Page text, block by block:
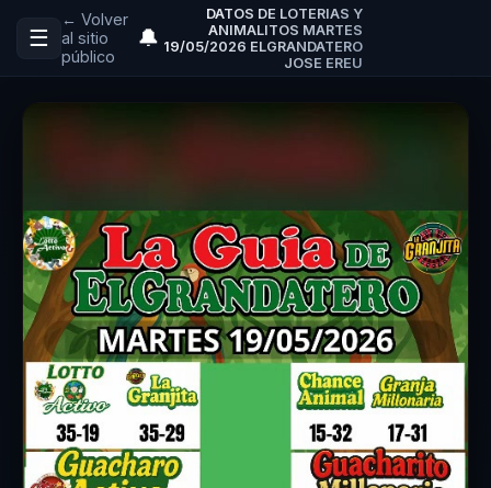
☰
← Volver
al sitio
público
🔔
DATOS DE LOTERIAS Y
ANIMALITOS MARTES
19/05/2026 ELGRANDATERO
JOSE EREU